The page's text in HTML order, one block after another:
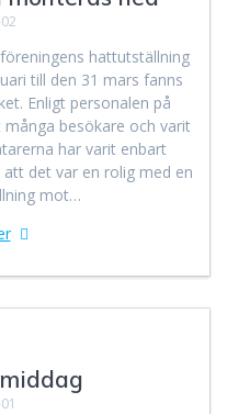
hattutställning
till den 31 mars fanns
Enligt personalen på
besökare och varit
har varit enbart
det var en rolig med en
mot…